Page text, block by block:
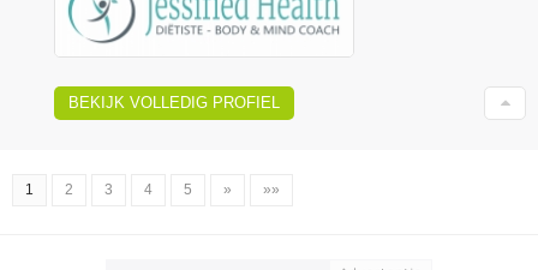
BEKIJK VOLLEDIG PROFIEL
1 2 3 4 5 » »»